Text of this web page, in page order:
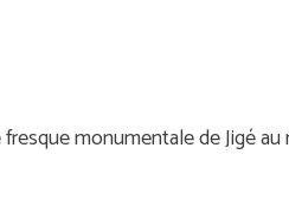
monumentale de Jigé